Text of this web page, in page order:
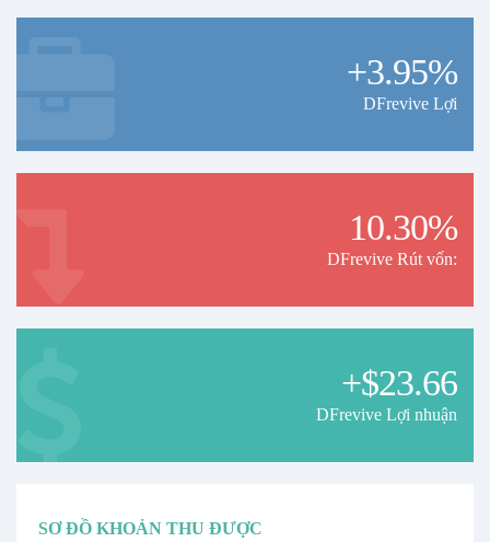
+3.95%
DFrevive Lợi
10.30%
DFrevive Rút vốn:
+$23.66
DFrevive Lợi nhuận
SƠ ĐỒ KHOẢN THU ĐƯỢC